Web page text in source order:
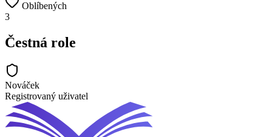
Oblíbených
3
Čestná role
Nováček
Registrovaný uživatel